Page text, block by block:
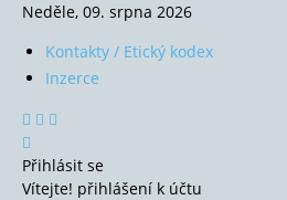
Neděle, 09. srpna 2026
Kontakty / Etický kodex
Inzerce
Přihlásit se
Vítejte! přihlášení k účtu